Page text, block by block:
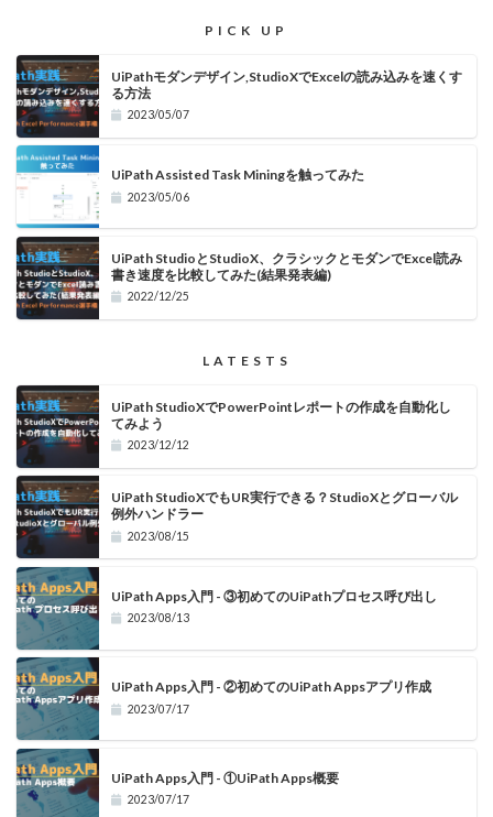
PICK UP
UiPathモダンデザイン,StudioXでExcelの読み込みを速くす
る方法
2023/05/07
UiPath Assisted Task Miningを触ってみた
2023/05/06
UiPath StudioとStudioX、クラシックとモダンでExcel読み
書き速度を比較してみた(結果発表編)
2022/12/25
LATESTS
UiPath StudioXでPowerPointレポートの作成を自動化し
てみよう
2023/12/12
UiPath StudioXでもUR実行できる？StudioXとグローバル
例外ハンドラー
2023/08/15
UiPath Apps入門 - ③初めてのUiPathプロセス呼び出し
2023/08/13
UiPath Apps入門 - ②初めてのUiPath Appsアプリ作成
2023/07/17
UiPath Apps入門 - ①UiPath Apps概要
2023/07/17